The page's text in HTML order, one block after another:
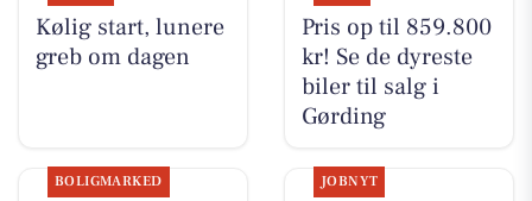
Kølig start, lunere
greb om dagen
Pris op til 859.800
kr! Se de dyreste
biler til salg i
Gørding
BOLIGMARKED JOBNYT